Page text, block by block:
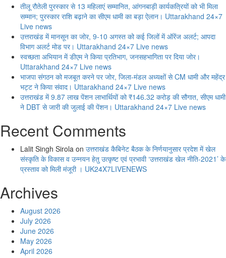
तीलू रौतेली पुरस्कार से 13 महिलाएं सम्मानित, आंगनबाड़ी कार्यकत्रियों को भी मिला
सम्मान; पुरस्कार राशि बढ़ाने का सीएम धामी का बड़ा ऐलान। Uttarakhand 24×7
Live news
उत्तराखंड में मानसून का जोर, 9-10 अगस्त को कई जिलों में ऑरेंज अलर्ट; आपदा
विभाग अलर्ट मोड पर। Uttarakhand 24×7 Live news
स्वच्छता अभियान में डीएम ने किया प्रतिभाग, जनसहभागिता पर दिया जोर।
Uttarakhand 24×7 Live news
भाजपा संगठन को मजबूत करने पर जोर, जिला-मंडल अध्यक्षों से CM धामी और महेंद्र
भट्ट ने किया संवाद। Uttarakhand 24×7 Live news
उत्तराखंड में 9.87 लाख पेंशन लाभार्थियों को ₹146.32 करोड़ की सौगात, सीएम धामी
ने DBT से जारी की जुलाई की पेंशन। Uttarakhand 24×7 Live news
Recent Comments
Lalit Singh Sirola on उत्तराखंड कैबिनेट बैठक के निर्णयानुसार प्रदेश में खेल
संस्कृति के विकास व उन्नयन हेतु उत्कृष्ट एवं प्रभावी ‘उत्तराखंड खेल नीति-2021’ के
प्रस्ताव को मिली मंजूरी । UK24X7LIVENEWS
Archives
August 2026
July 2026
June 2026
May 2026
April 2026